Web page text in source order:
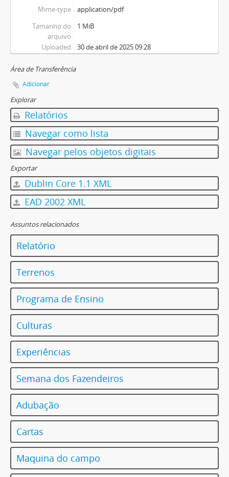
Mime-type
application/pdf
Tamanho do
arquivo
1 MiB
Uploaded 30 de abril de 2025 09:28
Área de Transferência
Adicionar
Explorar
Relatórios
Navegar como lista
Navegar pelos objetos digitais
Exportar
Dublin Core 1.1 XML
EAD 2002 XML
Assuntos relacionados
Relatório
Terrenos
Programa de Ensino
Culturas
Experiências
Semana dos Fazendeiros
Adubação
Cartas
Maquina do campo